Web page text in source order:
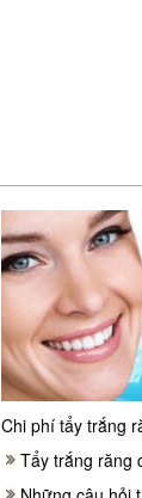
Chi phí tẩy trắng
Tẩy trắng răng